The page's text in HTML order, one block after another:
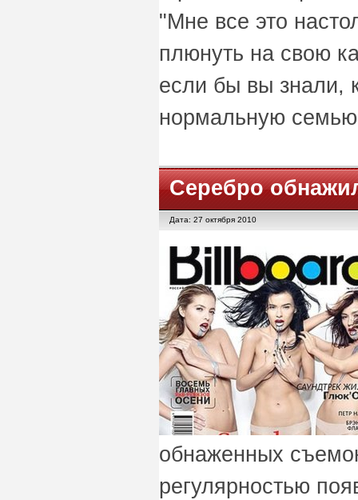
"Мне все это
плюнуть на свою
если бы вы знали,
нормальную
Серебро
Дата: 27 октября 2010
обнаженных
регулярностью